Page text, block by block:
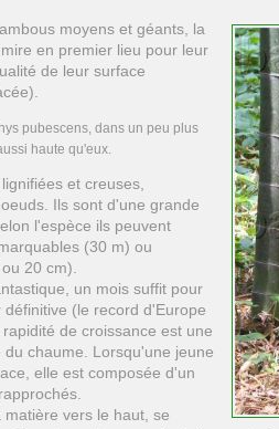
moyens et géants, la
en premier lieu pour leur
de leur surface
pubescens, dans un peu plus
haute qu'eux.
et creuses,
Ils sont d'une grande
l'espèce ils peuvent
(30 m) ou
20 cm).
un mois suffit pour
(le record d'Europe
de croissance est une
chaume. Lorsqu'une jeune
elle est composée d'un
vers le haut, se